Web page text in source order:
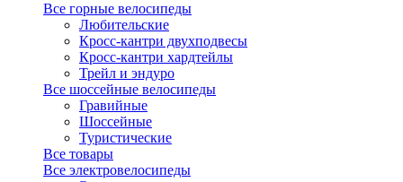
Все горные велосипеды
Любительские
Кросс-кантри двухподвесы
Кросс-кантри хардтейлы
Трейл и эндуро
Все шоссейные велосипеды
Гравийные
Шоссейные
Туристические
Все товары
Все электровелосипеды